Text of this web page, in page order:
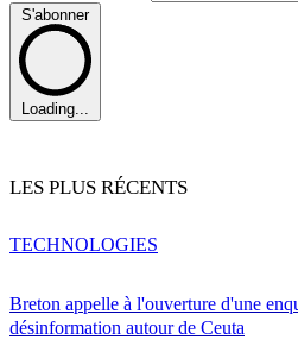
S'abonner
Loading...
LES PLUS RÉCENTS
Breton appelle à l'ouverture d'une
désinformation autour de Ceuta
TECHNOLOGIES